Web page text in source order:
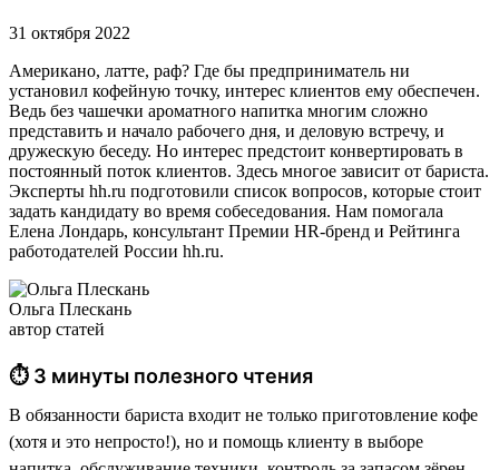
31 октября 2022
Американо, латте, раф? Где бы предприниматель ни
установил кофейную точку, интерес клиентов ему обеспечен.
Ведь без чашечки ароматного напитка многим сложно
представить и начало рабочего дня, и деловую встречу, и
дружескую беседу. Но интерес предстоит конвертировать в
постоянный поток клиентов. Здесь многое зависит от бариста.
Эксперты hh.ru подготовили список вопросов, которые стоит
задать кандидату во время собеседования. Нам помогала
Елена Лондарь, консультант Премии HR-бренд и Рейтинга
работодателей России hh.ru.
Ольга Плескань
автор статей
⏱ 3 минуты полезного чтения
В обязанности бариста входит не только приготовление кофе
(хотя и это непросто!), но и помощь клиенту в выборе